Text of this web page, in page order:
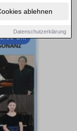
ablehnen
Datenschutzerklärung
Uhr